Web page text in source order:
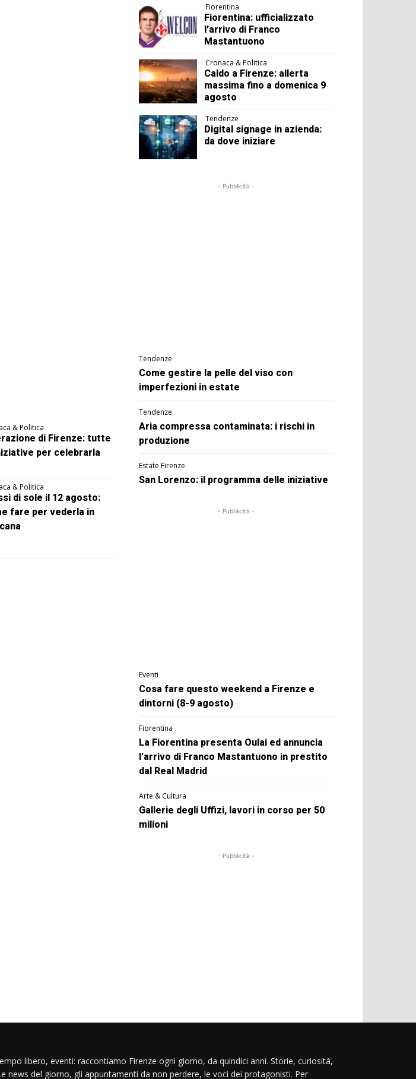
& Politica
di Firenze: tutte
per celebrarla
& Politica
di sole il 12 agosto:
fare per vederla in
Fiorentina
Fiorentina: ufficializzato
l’arrivo di Franco
Mastantuono
Cronaca & Politica
Caldo a Firenze: allerta
massima fino a domenica 9
agosto
Tendenze
Digital signage in azienda:
da dove iniziare
- Pubblicità -
Tendenze
Come gestire la pelle del viso con
imperfezioni in estate
Tendenze
Aria compressa contaminata: i rischi in
produzione
Estate Firenze
San Lorenzo: il programma delle iniziative
- Pubblicità -
Eventi
Cosa fare questo weekend a Firenze e
dintorni (8-9 agosto)
Fiorentina
La Fiorentina presenta Oulai ed annuncia
l’arrivo di Franco Mastantuono in prestito
dal Real Madrid
Arte & Cultura
Gallerie degli Uffizi, lavori in corso per 50
milioni
- Pubblicità -
libero, eventi: raccontiamo Firenze ogni giorno, da quindici anni. Storie, curiosità,
news del giorno, gli appuntamenti da non perdere, le voci dei protagonisti. Per